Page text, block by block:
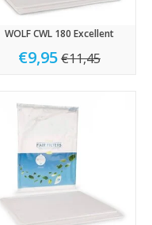
WOLF CWL 180 Excellent
€9,95€11,45